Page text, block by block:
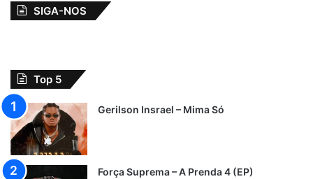
SIGA-NOS
Top 5
Gerilson Insrael – Mima Só
Força Suprema – A Prenda 4 (EP)